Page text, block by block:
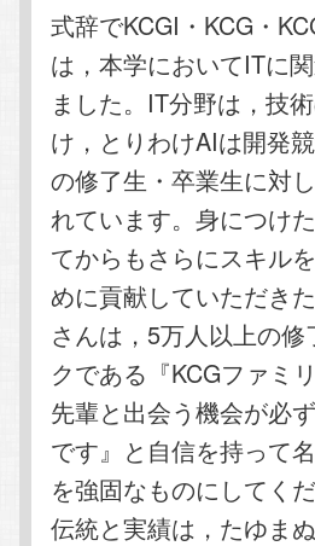
式辞でKCGI・KCG・
は，本学においてITに
ました。IT分野は，技
け，とりわけAIは開発
の修了生・卒業生に対
れています。身につけ
てからもさらにスキル
めに貢献していただき
さんは，5万人以上の
クである『KCGファミ
先輩と出会う機会が必
です』と自信を持って
を強固なものにしてく
伝統と実績は，たゆま